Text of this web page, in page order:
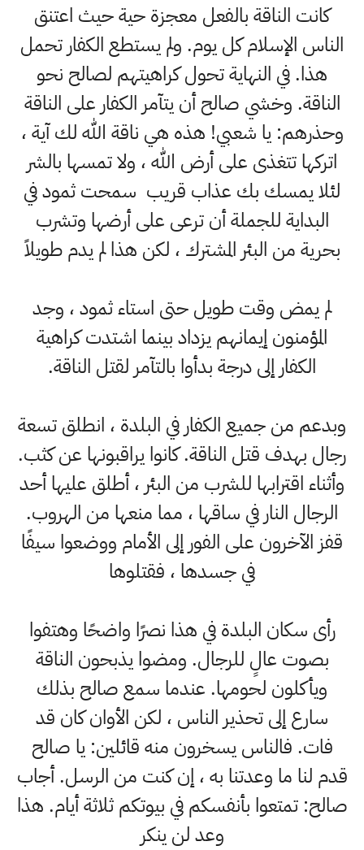
كانت الناقة بالفعل معجزة حية حيث اعتنق
الناس الإسلام كل يوم. ولم يستطع الكفار تحمل
هذا. في النهاية تحول كراهيتهم لصالح نحو
الناقة. وخشي صالح أن يتآمر الكفار على الناقة
وحذرهم: يا شعبي! هذه هي ناقة الله لك آية ،
اتركها تتغذى على أرض الله ، ولا تمسها بالشر
لئلا يمسك بك عذاب قريب سمحت ثمود في
البداية للجملة أن ترعى على أرضها وتشرب
بحرية من البئر المشترك ، لكن هذا لم يدم طويلاً
لم يمض وقت طويل حتى استاء ثمود ، وجد
المؤمنون إيمانهم يزداد بينما اشتدت كراهية
الكفار إلى درجة بدأوا بالتآمر لقتل الناقة.
وبدعم من جميع الكفار في البلدة ، انطلق تسعة
رجال بهدف قتل الناقة. كانوا يراقبونها عن كثب.
وأثناء اقترابها للشرب من البئر ، أطلق عليها أحد
الرجال النار في ساقها ، مما منعها من الهروب.
قفز الآخرون على الفور إلى الأمام ووضعوا سيفًا
في جسدها ، فقتلوها
رأى سكان البلدة في هذا نصرًا واضحًا وهتفوا
بصوت عالٍ للرجال. ومضوا يذبحون الناقة
ويأكلون لحومها. عندما سمع صالح بذلك
سارع إلى تحذير الناس ، لكن الأوان كان قد
فات. فالناس يسخرون منه قائلين: يا صالح
قدم لنا ما وعدتنا به ، إن كنت من الرسل. أجاب
صالح: تمتعوا بأنفسكم في بيوتكم ثلاثة أيام. هذا
وعد لن ينكر